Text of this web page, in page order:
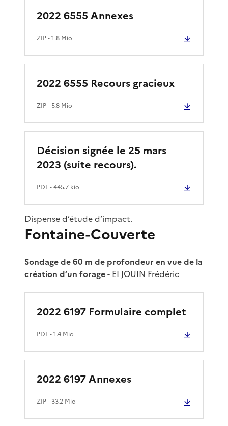
2022 6555 Annexes
ZIP- 1.8 Mio
2022 6555 Recours gracieux
ZIP- 5.8 Mio
Décision signée le 25 mars
2023 (suite recours).
PDF- 445.7 kio
Dispense d’étude d’impact.
Fontaine-Couverte
Sondage de 60 m de profondeur en vue de la
création d’un forage- EI JOUIN Frédéric
2022 6197 Formulaire complet
PDF- 1.4 Mio
2022 6197 Annexes
ZIP- 33.2 Mio